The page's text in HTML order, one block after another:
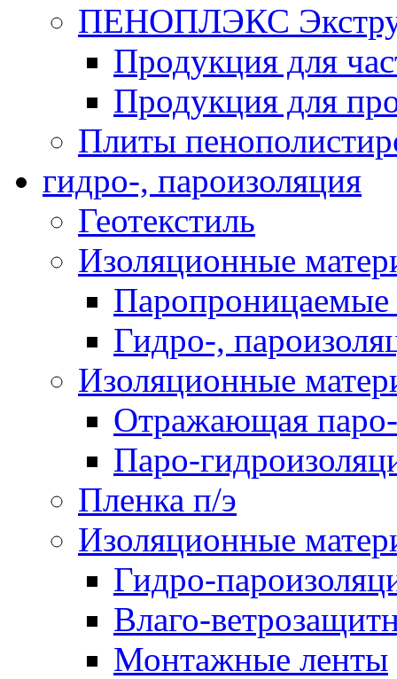
ПЕНОПЛЭКС
Продукция для
Продукция для
Плиты
гидро-, пароизоляция
Геотекстиль
Изоляционные
Гидро-,
Изоляционные
Отражающая
Паро-
Пленка п/э
Изоляционные
Гидро-
Влаго-
Монтажные ленты